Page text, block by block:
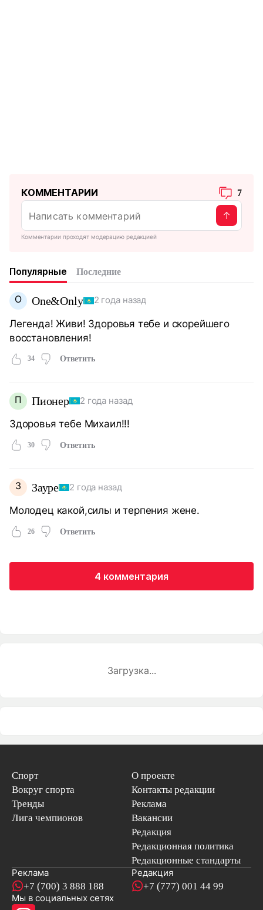
КОММЕНТАРИИ 7
Комментарии проходят модерацию редакцией
Популярные Последние
O One&Only 2 года назад
Легенда! Живи! Здоровья тебе и скорейшего
восстановления!
34 Ответить
П Пионер 2 года назад
Здоровья тебе Михаил!!!
30 Ответить
З Зауре 2 года назад
Молодец какой,силы и терпения жене.
26 Ответить
4 комментария
Загрузка...
Спорт
Вокруг спорта
Тренды
Лига чемпионов
О проекте
Контакты редакции
Реклама
Вакансии
Редакция
Редакционная политика
Редакционные стандарты
Реклама
+7 (700) 3 888 188
Редакция
+7 (777) 001 44 99
Мы в социальных сетях